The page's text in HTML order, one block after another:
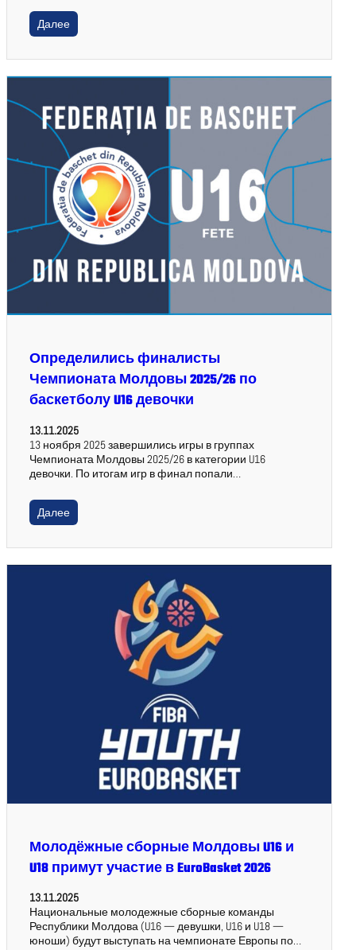
Далее
Определились финалисты
Чемпионата Молдовы 2025/26 по
баскетболу U16 девочки
13.11.2025
13 ноября 2025 завершились игры в группах
Чемпионата Молдовы 2025/26 в категории U16
девочки. По итогам игр в финал попали…
Далее
Молодёжные сборные Молдовы U16 и
U18 примут участие в EuroBasket 2026
13.11.2025
Национальные молодежные сборные команды
Республики Молдова (U16 — девушки, U16 и U18 —
юноши) будут выступать на чемпионате Европы по…